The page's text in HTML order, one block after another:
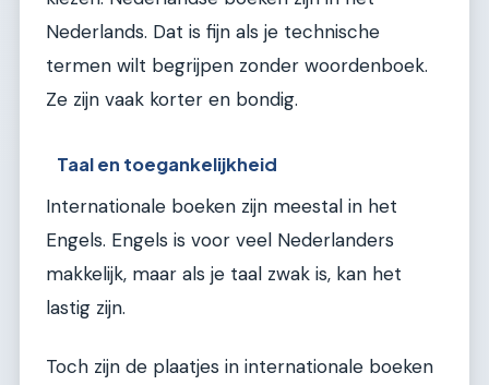
Nederlands. Dat is fijn als je technische
termen wilt begrijpen zonder woordenboek.
Ze zijn vaak korter en bondig.
Taal en toegankelijkheid
Internationale boeken zijn meestal in het
Engels. Engels is voor veel Nederlanders
makkelijk, maar als je taal zwak is, kan het
lastig zijn.
Toch zijn de plaatjes in internationale boeken